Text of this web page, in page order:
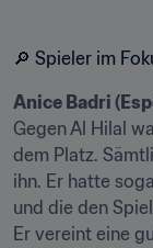
🔎 Spieler im
Anice Badri
Gegen Al Hilal
dem Platz.
ihn. Er hatte
und die den
Er vereint eine